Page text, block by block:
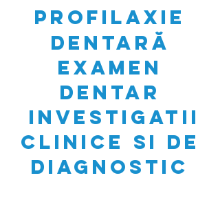
Profilaxie
dentară
Examen
dentar
InvestigaTii
clinice Si de
diagnostic